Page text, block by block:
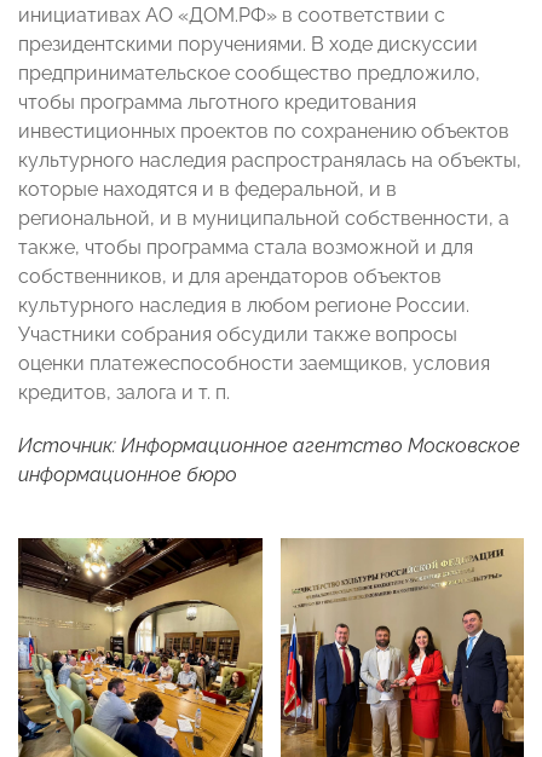
инициативах АО «ДОМ.РФ» в соответствии с
президентскими поручениями. В ходе дискуссии
предпринимательское сообщество предложило,
чтобы программа льготного кредитования
инвестиционных проектов по сохранению объектов
культурного наследия распространялась на объекты,
которые находятся и в федеральной, и в
региональной, и в муниципальной собственности, а
также, чтобы программа стала возможной и для
собственников, и для арендаторов объектов
культурного наследия в любом регионе России.
Участники собрания обсудили также вопросы
оценки платежеспособности заемщиков, условия
кредитов, залога и т. п.
Источник: Информационное агентство Московское
информационное бюро